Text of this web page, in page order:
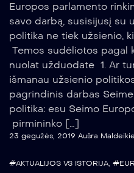
Europos parlamento
savo darbą, susisijusį su
politika ne tiek užsienio,
Temos sudėliotos pagal
nuolat užduodate 1. Ar
išmanau užsienio
pagrindinis darbas
politika: esu Seimo
pirmininko […]
23 gegužės, 2019 Aušra
#AKTUALIJOS VS ISTORIJA,